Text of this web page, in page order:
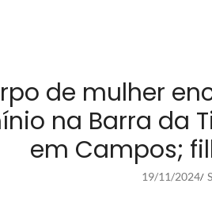
de mulher
na Barra da
em Campos;
19/11/2024/